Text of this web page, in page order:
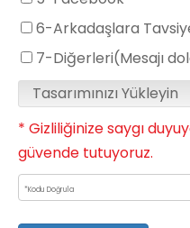
6-Arkadaşlara
7-Diğerleri(Mesajı
Tasarımınızı Yükleyin
* Gizliliğinize saygı
güvende tutuyoruz.